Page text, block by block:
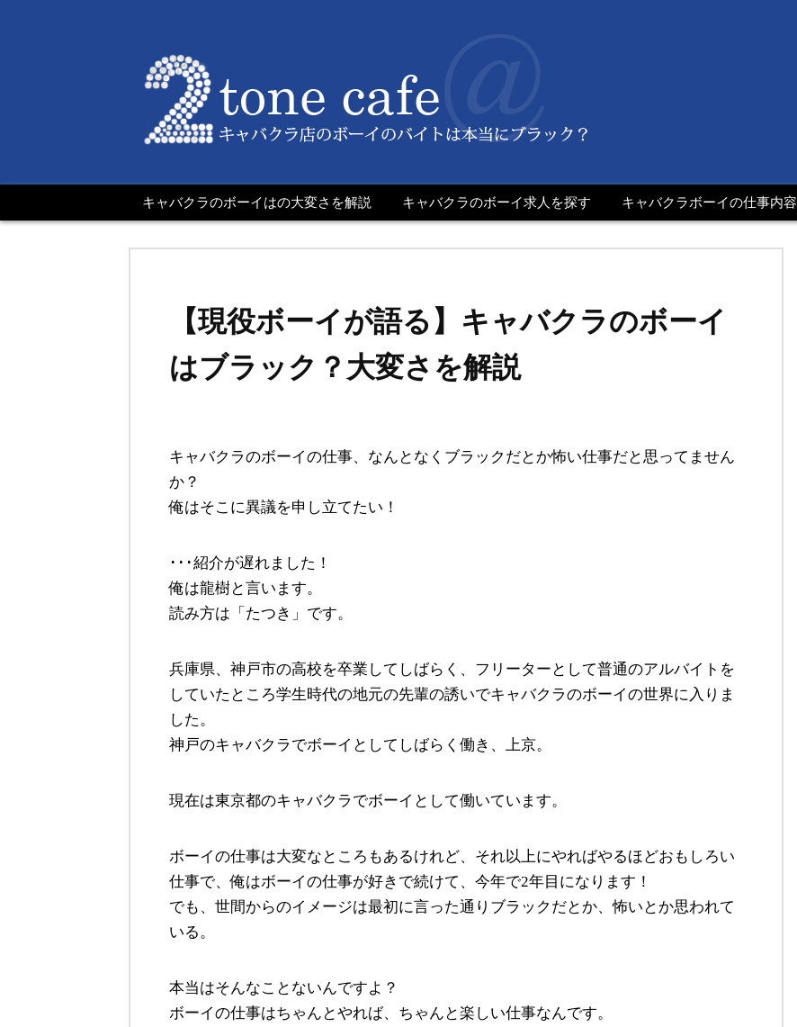
キャバクラのボーイはの大変さを解説 キャバクラのボーイ求人を探す キャバクラボーイの仕事内容
【現役ボーイが語る】キャバクラのボーイ
はブラック？大変さを解説
キャバクラのボーイの仕事、なんとなくブラックだとか怖い仕事だと思ってません
か？
俺はそこに異議を申し立てたい！
･･･紹介が遅れました！
俺は龍樹と言います。
読み方は「たつき」です。
兵庫県、神戸市の高校を卒業してしばらく、フリーターとして普通のアルバイトを
していたところ学生時代の地元の先輩の誘いでキャバクラのボーイの世界に入りま
した。
神戸のキャバクラでボーイとしてしばらく働き、上京。
現在は東京都のキャバクラでボーイとして働いています。
ボーイの仕事は大変なところもあるけれど、それ以上にやればやるほどおもしろい
仕事で、俺はボーイの仕事が好きで続けて、今年で2年目になります！
でも、世間からのイメージは最初に言った通りブラックだとか、怖いとか思われて
いる。
本当はそんなことないんですよ？
ボーイの仕事はちゃんとやれば、ちゃんと楽しい仕事なんです。